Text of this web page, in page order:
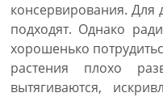
консервирования. Для
подходят. Однако
хорошенько
растения плохо
вытягиваются,